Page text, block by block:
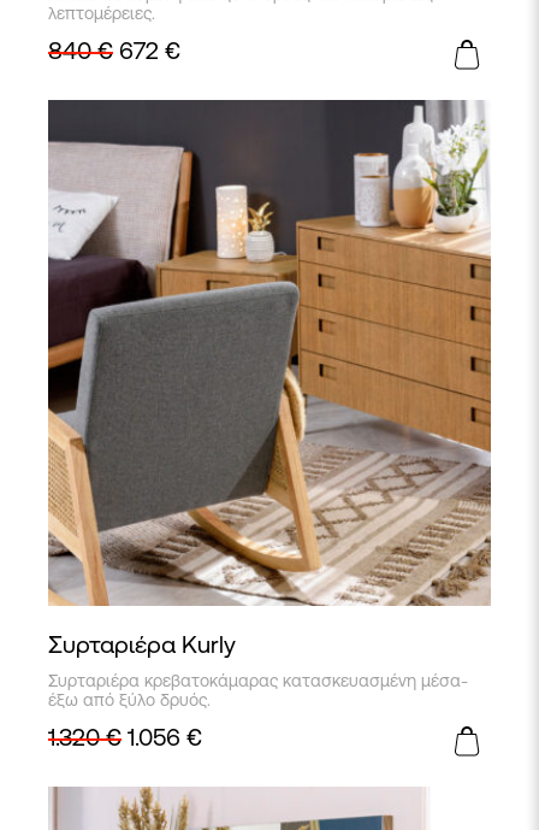
λεπτομέρειες.
840€ 672 €
Συρταριέρα Kurly
Συρταριέρα κρεβατοκάμαρας κατασκευασμένη μέσα-
έξω από ξύλο δρυός.
1.320€ 1.056 €